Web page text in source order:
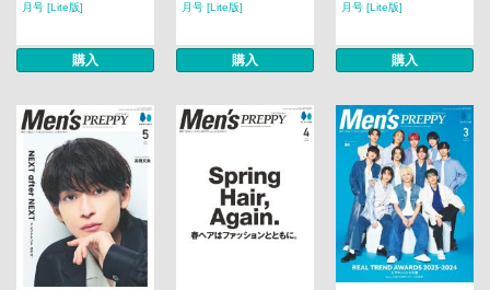
月号 [Lite版]
購入
月号 [Lite版]
購入
月号 [Lite版]
購入